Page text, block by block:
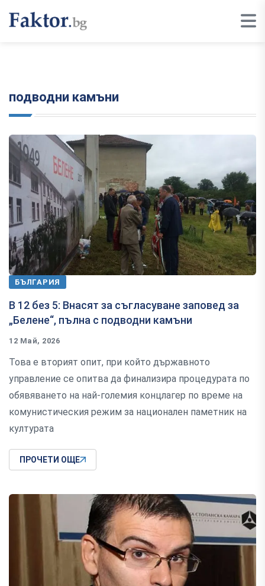
подводни камъни
БЪЛГАРИЯ
В 12 без 5: Внасят за съгласуване заповед за
„Белене“, пълна с подводни камъни
12 Май, 2026
Това е вторият опит, при който държавното
управление се опитва да финализира процедурата по
обявяването на най-големия концлагер по време на
комунистическия режим за национален паметник на
културата
ПРОЧЕТИ ОЩЕ